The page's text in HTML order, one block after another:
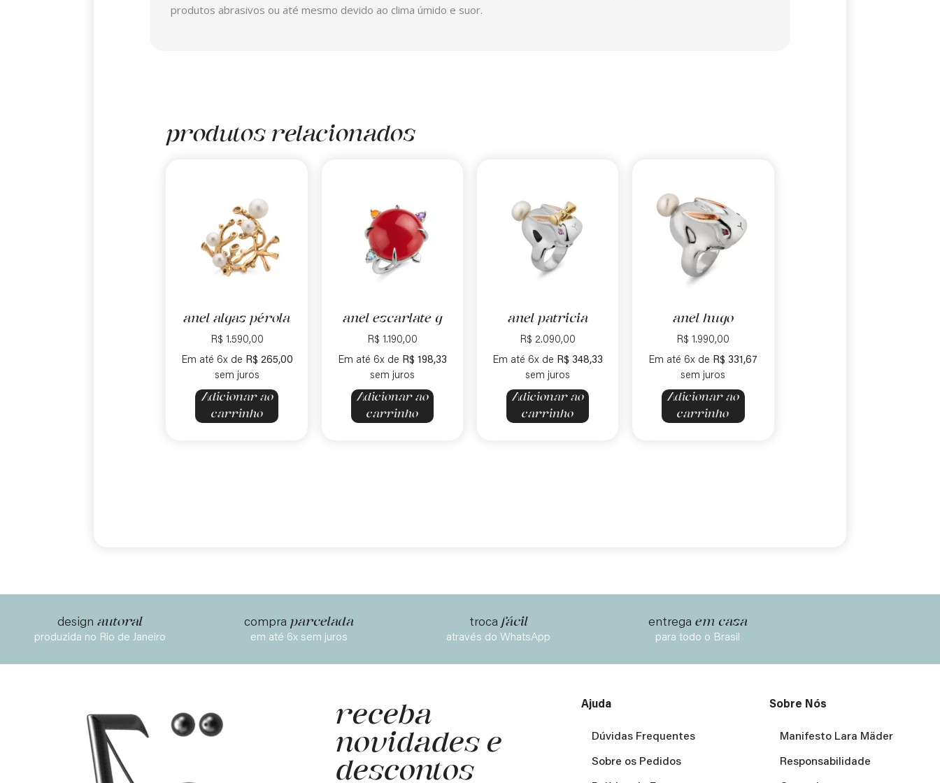
produtos abrasivos ou até mesmo devido ao clima úmido e suor.
produtos relacionados
anel algas pérola
R$ 1.590,00
Em até 6x de R$ 265,00
sem juros
Adicionar ao
carrinho
anel escarlate g
R$ 1.190,00
Em até 6x de R$ 198,33
sem juros
Adicionar ao
carrinho
anel patricia
R$ 2.090,00
Em até 6x de R$ 348,33
sem juros
Adicionar ao
carrinho
anel hugo
R$ 1.990,00
Em até 6x de R$ 331,67
sem juros
Adicionar ao
carrinho
design autoral
produzida no Rio de Janeiro
compra parcelada
em até 6x sem juros
troca fácil
através do WhatsApp
entrega em casa
para todo o Brasil
receba
novidades e
descontos
Ajuda
Dúvidas Frequentes
Sobre os Pedidos
Sobre Nós
Manifesto Lara Mäder
Responsabilidade